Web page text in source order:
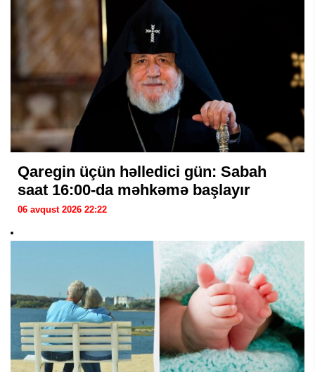
Qaregin üçün həlledici gün: Sabah
saat 16:00-da məhkəmə başlayır
06 avqust 2026 22:22